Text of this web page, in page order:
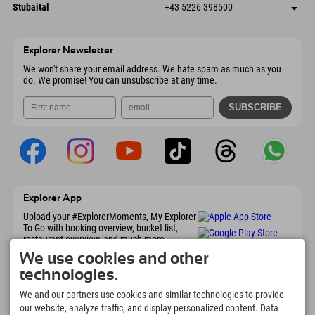
Austria
Booking
Dorfstraße 24
save address
Stubaital +43 5226 398500
Explorer Newsletter
We won't share your email address. We hate spam as much as you
do. We promise! You can unsubscribe at any time.
Explorer App
Upload your #ExplorerMoments, My Explorer
To Go with booking overview, bucket list,
restaurant overview, and much more.
Download now!
Time for Explorer Moments
166 4.634km
We use cookies and other
technologies.
We and our partners use cookies and similar technologies to provide
our website, analyze traffic, and display personalized content. Data